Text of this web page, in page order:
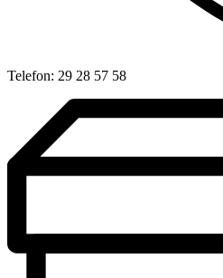
Telefon: 29 28 57 58